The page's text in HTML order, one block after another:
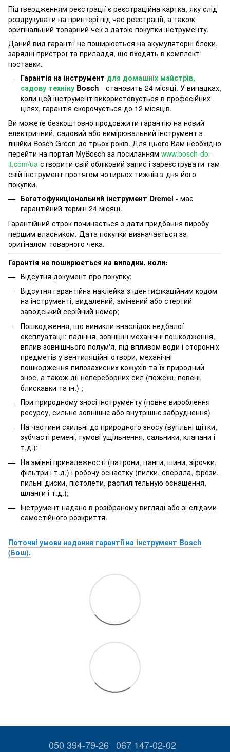
Підтвердженням реєстрації є реєстраційна картка, яку слід
роздрукувати на принтері під час реєстрації, а також
оригінальний товарний чек з датою покупки інструменту.
Даний вид гарантії не поширюється на акумуляторні блоки,
зарядні пристрої та приладдя, що входять в комплект
поставки.
Гарантія на інструмент для домашніх майстрів,
садову техніку Bosch - становить 24 місяці. У випадках,
коли цей інструмент використовується в професійних
цілях, гарантія скорочується до 12 місяців.
Ви можете безкоштовно продовжити гарантію на новий
електричний, садовий або вимірювальний інструмент з
лінійки Bosch Green до трьох років. Для цього Вам необхідно
перейти на портал MyBosch за посиланням www.bosch-do-
it.com/ua створити свій обліковий запис і зареєструвати там
свій інструмент протягом чотирьох тижнів з дня його
покупки.
Багатофункціональний інструмент Dremel - має
гарантійний термін 24 місяці.
Гарантійний строк починається з дати придбання виробу
першим власником. Дата покупки визначається за
оригіналом товарного чека.
Гарантія не поширюється на випадки, коли:
Відсутня документ про покупку;
Відсутня гарантійна наклейка з ідентифікаційним кодом
на інструменті, видалений, змінений або стертий
заводський серійний номер;
Пошкодження, що виникли внаслідок недбалої
експлуатації: падіння, зовнішні механічні пошкодження,
вплив зовнішнього полум'я, під впливом води і сторонніх
предметів у вентиляційні отвори, механічні
пошкодження пилозахисних кожухів та їх природний
знос, а також дії непереборних сил (пожежі, повені,
блискавки та ін.) ;
При природному зносі інструменту (повне вироблення
ресурсу, сильне зовнішнє або внутрішнє забруднення)
На частини схильні до природного зносу (вугільні щітки,
зубчасті ремені, гумові ущільнення, сальники, клапани і
т.д.);
На змінні приналежності (патрони, цанги, шини, зірочки,
фільтри і т.д.) і робочу оснастку (пилки, свердла, фрези,
пильні диски, пістолети, распилітельную оснащення,
шланги і т.д.);
Інструмент надано в розібраному вигляді або зі слідами
самостійного розкриття.
Поточні умови надання гарантії на інструмент Bosch
(Бош).
050 394-79-26 067 147-02-02